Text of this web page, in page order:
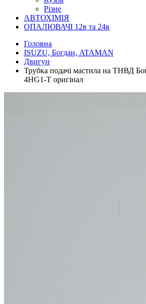
Різне
АВТОХІМІЯ
ОПАЛЮВАЧІ 12в та 24в
Головна
ISUZU, Богдан, ATAMAN
Двигун
Трубка подачі мастила на ТНВД
4HG1-T оригінал